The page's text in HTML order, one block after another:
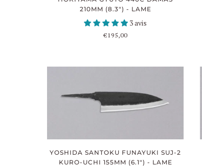
210MM (8.3") - LAME
3 avis
€195,00
YOSHIDA SANTOKU FUNAYUKI SUJ-2
KURO-UCHI 155MM (6.1") - LAME